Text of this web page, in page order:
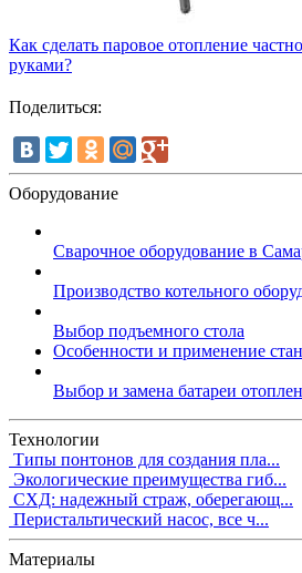
Как сделать паровое отопление
руками?
Поделиться:
Оборудование
Сварочное оборудование в
Производство котельного
Выбор подъемного стола
Особенности и применение
Выбор и замена батареи
Технологии
Типы понтонов для создания пла...
Экологические преимущества гиб...
СХД: надежный страж, оберегающ...
Перистальтический насос, все ч...
Материалы